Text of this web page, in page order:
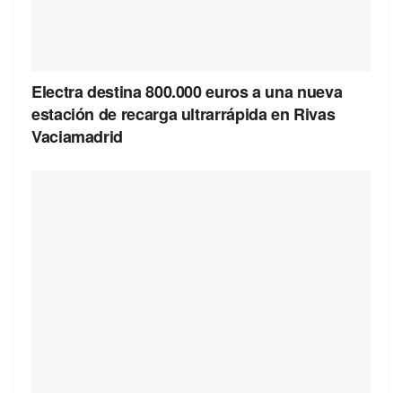
Electra destina 800.000 euros a una nueva
estación de recarga ultrarrápida en Rivas
Vaciamadrid